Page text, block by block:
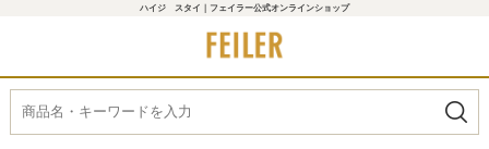
ハイジ スタイ｜フェイラー公式オンラインショップ